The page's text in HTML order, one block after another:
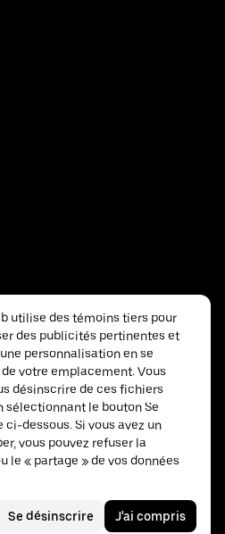
utilise des témoins tiers pour
des publicités pertinentes et
personnalisation en se
votre emplacement. Vous
désinscrire de ces fichiers
sélectionnant le bouton Se
ci-dessous. Si vous avez un
vous pouvez refuser la
le « partage » de vos données
Se désinscrire J'ai compris